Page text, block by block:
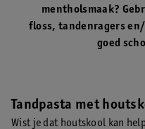
mentholsmaak?
floss, tandenragers
goed
Tandpasta met
Wist je dat houtskool kan